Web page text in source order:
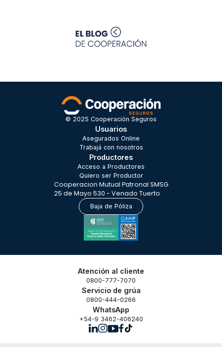
© 2025 Cooperación Seguros
Usuarios
Asegurados Online
Trabajá con nosotros
Productores
Acceso a Productores
Quiero ser Productor
Cooperacion Mutual Patronal SMSG
25 de Mayo 530 - Venado Tuerto
Baja de Póliza
Atención al cliente
0800-777-7070
Servicio de grúa
0800-444-0266
WhatsApp
+54-9 3462-406240